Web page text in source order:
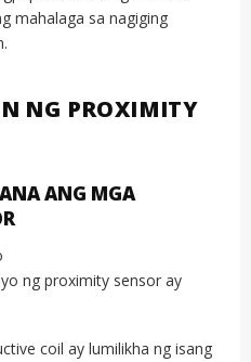
mahalaga sa nagiging
NG PROXIMITY
ANG MGA
ng proximity sensor ay
coil ay lumilikha ng isang